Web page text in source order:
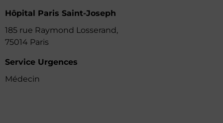
Hôpital Paris Saint-Joseph
185 rue Raymond Losserand,
75014 Paris
Service Urgences
Médecin